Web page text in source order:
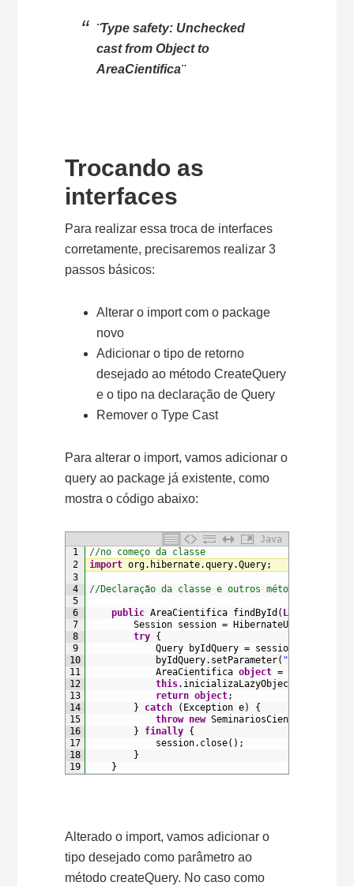
¨Type safety: Unchecked
cast from Object to
AreaCientifica¨
Trocando as
interfaces
Para realizar essa troca de interfaces
corretamente, precisaremos realizar 3
passos básicos:
Alterar o import com o package
novo
Adicionar o tipo de retorno
desejado ao método CreateQuery
e o tipo na declaração de Query
Remover o Type Cast
Para alterar o import, vamos adicionar o
query ao package já existente, como
mostra o código abaixo:
Java
1
2
3
4
5
6
7
8
9
10
11
12
13
14
15
16
17
18
19
//no começo da classe
import org. hibernate.query.Query;
//Declaração da classe e outros métodos
public AreaCientifica findById ( Long
Session session = HibernateUtil
try {
Query
byIdQuery = session
byIdQuery. setParameter( "id"
AreaCientifica object =
this. inicializaLazyObjects
return object;
}
catch ( Exception e)
{
throw new
}
finally {
session. close( ) ;
}
}
Alterado o import, vamos adicionar o
tipo desejado como parâmetro ao
método createQuery. No caso como